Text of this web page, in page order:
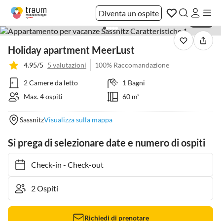
Diventa un ospite
Holiday apartment MeerLust
4.95/5 5 valutazioni 100% Raccomandazione
2 Camere da letto
1 Bagni
Max. 4 ospiti
60 m²
SassnitzVisualizza sulla mappa
Si prega di selezionare date e numero di ospiti
Check-in- Check-out
Richiedi di prenotare